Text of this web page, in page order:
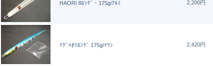
HAORI 8ﾛﾝｸﾞ・175g/ｱﾙﾐ 2,200円
ﾏｸﾞﾊｵﾘﾛﾝｸﾞ 175g/ｲﾜｼ 2,420円